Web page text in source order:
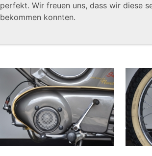
perfekt. Wir freuen uns, dass wir diese
bekommen konnten.